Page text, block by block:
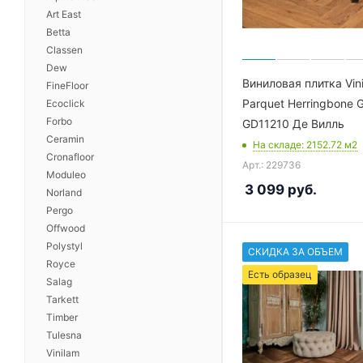
Виниловая плитка
Parquet Herringbone
GD11210 Де Вилль
На складе: 2152.72 м2
Арт.: 229736
3 099 руб.
СКИДКА ЗА ОБЪЕМ
Есть образец
Parquet LVT
Glamrock Maxi
Herringbone LVT
Stone LVT
Wood LVT
Art East
Betta
Classen
Dew
FineFloor
Ecoclick
Forbo
Ceramin
Cronafloor
Moduleo
Norland
Pergo
Offwood
Polystyl
Royce
Salag
Tarkett
Timber
Tulesna
Vinilam